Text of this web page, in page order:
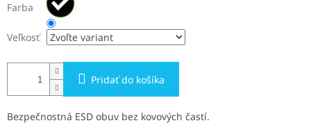
Farba
Veľkosť
Pridať do košíka
Bezpečnostná ESD obuv bez kovových častí.